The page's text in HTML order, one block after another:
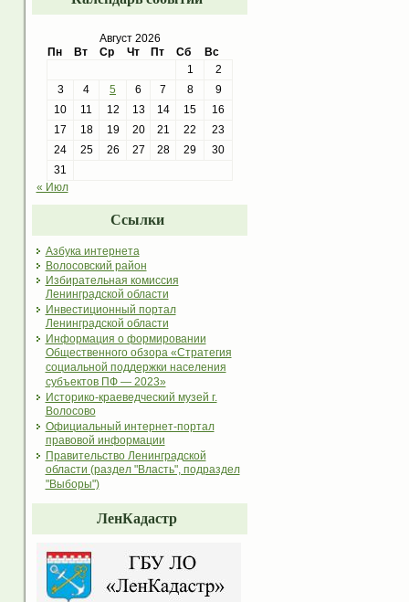
Август 2026
Пн
Вт Ср Чт Пт Сб
Вс
1
2
3
4 5 6 7 8
9
10
11 12 13 14 15
16
17
18 19 20 21 22
23
24
25 26 27 28 29
30
31
« Июл
Ссылки
Азбука интернета
Волосовский район
Избирательная комиссия
Ленинградской области
Инвестиционный портал
Ленинградской области
Информация о формировании
Общественного обзора «Стратегия
социальной поддержки населения
субъектов ПФ — 2023»
Историко-краеведческий музей г.
Волосово
Официальный интернет-портал
правовой информации
Правительство Ленинградской
области (раздел "Власть", подраздел
"Выборы")
ЛенКадастр